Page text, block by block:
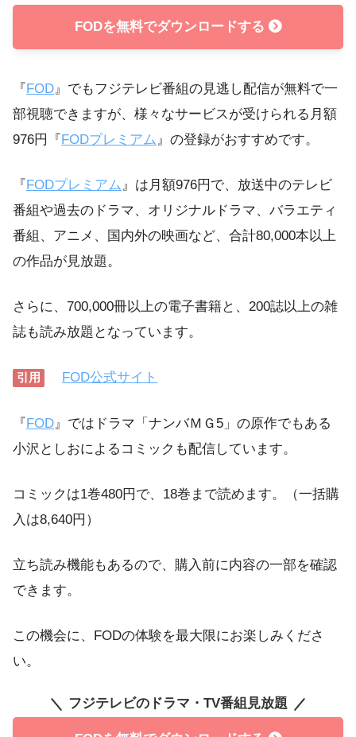
FODを無料でダウンロードする
『FOD 』でもフジテレビ番組の見逃し配信が無料で一
部視聴できますが、様々なサービスが受けられる月額
976円『FODプレミアム 』の登録がおすすめです。
『FODプレミアム』は月額976円で、放送中のテレビ
番組や過去のドラマ、オリジナルドラマ、バラエティ
番組、アニメ、国内外の映画など、合計80,000本以上
の作品が見放題。
さらに、700,000冊以上の電子書籍と、200誌以上の雑
誌も読み放題となっています。
引用 FOD公式サイト
『FOD 』ではドラマ「ナンバＭＧ5」の原作でもある
小沢としおによるコミックも配信しています。
コミックは1巻480円で、18巻まで読めます。（一括購
入は8,640円）
立ち読み機能もあるので、購入前に内容の一部を確認
できます。
この機会に、FODの体験を最大限にお楽しみくださ
い。
フジテレビのドラマ・TV番組見放題